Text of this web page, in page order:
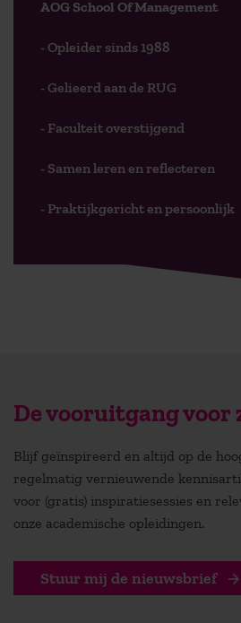
AOG School Of Management
- Opleider sinds 1988
- Gelieerd aan de RUG
- Faculteit overstijgend
- Samen leren en reflecteren
- Praktijkgericht en persoonlijk
De vooruitgang voor
Blijf geïnspireerd en altijd op de
regelmatig vernieuwende
voor (gratis) inspiratiesessies en
onze academische opleidingen.
Stuur mij de nieuwsbrief